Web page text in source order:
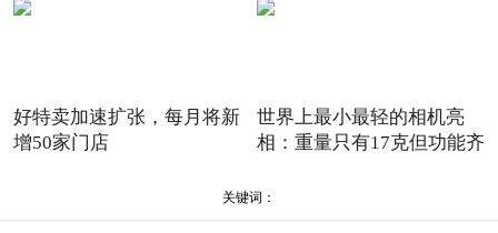
好特卖加速扩张，每月将新
增50家门店
世界上最小最轻的相机亮
相：重量只有17克但功能齐
关键词：